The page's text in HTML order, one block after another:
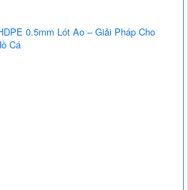
0.5mm Lót Ao – Giải Pháp Cho
Cá